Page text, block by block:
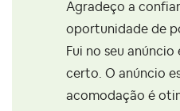
Agradeço a
oportunidade de
Fui no seu
certo. O anúncio
acomodação é